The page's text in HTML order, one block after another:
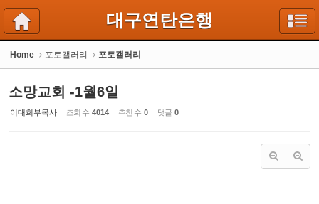
대구연탄은행
Home 포토갤러리 포토갤러리
소망교회 -1월6일
이대희부목사 조회 수 4014 추천 수 0 댓글 0